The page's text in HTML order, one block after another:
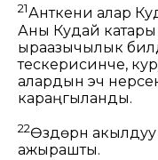
21Анткени алар
Аны Кудай
ыраазычылык
тескерисинче,
алардын эч
караңгыланды.
22Өздөрүн
ажырашты.